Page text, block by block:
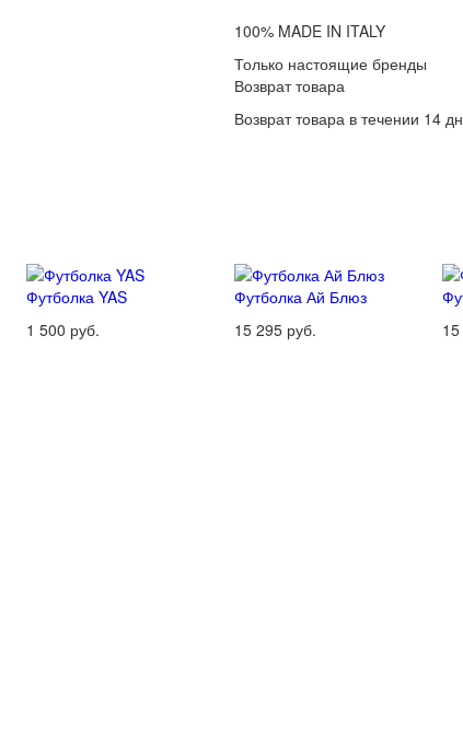
100% MADE IN ITALY
Только настоящие бренды
Возврат товара
Возврат товара в течении 14
Футболка YAS
1 500 руб.
Футболка Ай Блюз
15 295 руб.